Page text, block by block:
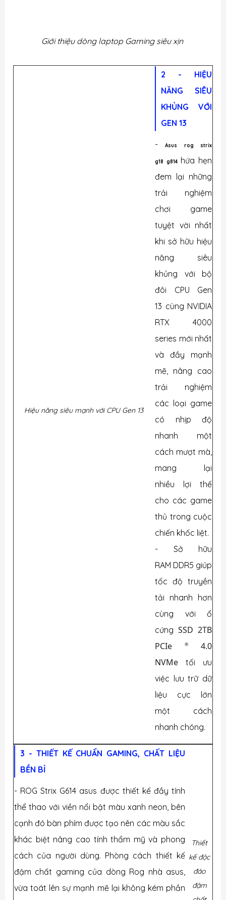
Giới thiệu dòng laptop Gaming siêu xịn
Hiệu năng siêu mạnh với CPU Gen 13
2 - HIỆU
NĂNG SIÊU
KHỦNG VỚI
GEN 13
-Asus rog strix
g18 g814 hứa hẹn
đem lại những
trải nghiệm
chơi game
tuyệt vời nhất
khi sở hữu hiệu
năng siêu
khủng với bộ
đôi CPU Gen
13 cùng NVIDIA
RTX 4000
series mới nhất
và đầy mạnh
mẽ, nâng cao
trải nghiệm
các loại game
có nhịp độ
nhanh một
cách mượt mà,
mang lại
nhiều lợi thế
cho các game
thủ trong cuộc
chiến khốc liệt.
- Sở hữu
RAM DDR5 giúp
tốc độ truyền
tải nhanh hơn
cùng với ổ
cứng SSD 2TB
PCIe
®
4.0
NVMe tối ưu
việc lưu trữ dữ
liệu cực lớn
một cách
nhanh chóng.
3 - THIẾT KẾ CHUẨN GAMING, CHẤT LIỆU
BỀN BỈ
- ROG Strix G614 asus được thiết kế đầy tính
thể thao với viền nổi bật màu xanh neon, bên
cạnh đó bàn phím được tạo nên các màu sắc
khác biệt nâng cao tính thẩm mỹ và phong
cách của người dùng. Phòng cách thiết kế
đậm chất gaming của dòng Rog nhà asus,
vừa toát lên sự mạnh mẽ lại không kém phần
Thiết
kế độc
đáo
đậm